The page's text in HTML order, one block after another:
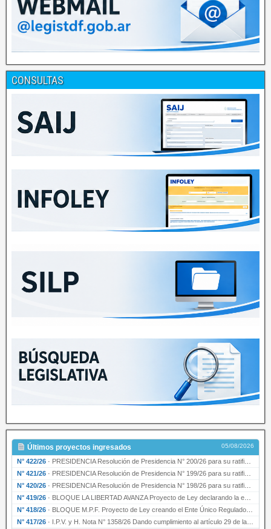
CONSULTAS
Últimos proyectos ingresados 05/08/2026
N° 422/26 · PRESIDENCIA Resolución de Presidencia N° 200/26 para su ratificación.
N° 421/26 · PRESIDENCIA Resolución de Presidencia N° 199/26 para su ratificación.
N° 420/26 · PRESIDENCIA Resolución de Presidencia N° 198/26 para su ratificación.
N° 419/26 · BLOQUE LA LIBERTAD AVANZA Proyecto de Ley declarando la esencialidad del servicio educativ…
N° 418/26 · BLOQUE M.P.F. Proyecto de Ley creando el Ente Único Regulador de servicios públicos de la …
N° 417/26 · I.P.V. y H. Nota N° 1358/26 Dando cumplimiento al artículo 29 de la Ley provincial N° 1399…